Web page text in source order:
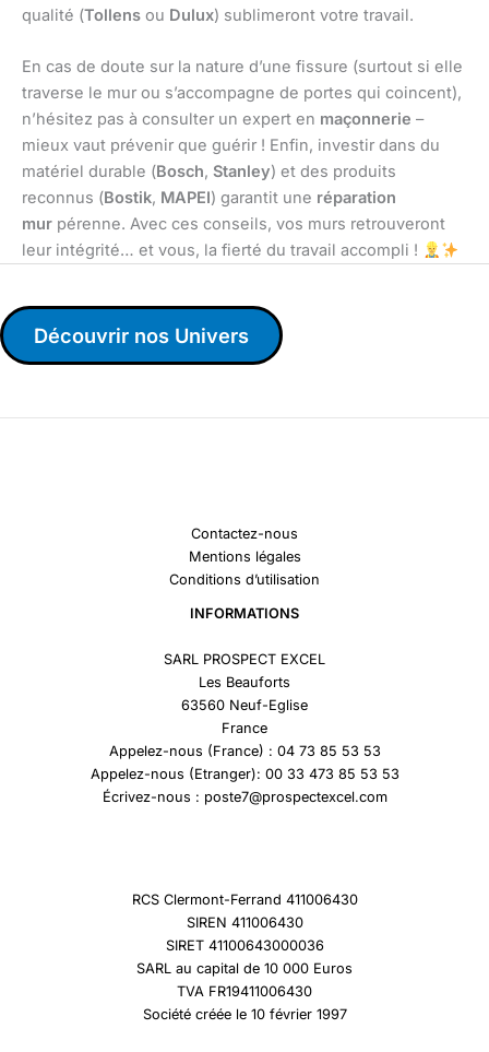
qualité (Tollens ou Dulux) sublimeront votre travail.
En cas de doute sur la nature d’une fissure (surtout si elle
traverse le mur ou s’accompagne de portes qui coincent),
n’hésitez pas à consulter un expert en maçonnerie –
mieux vaut prévenir que guérir ! Enfin, investir dans du
matériel durable (Bosch, Stanley) et des produits
reconnus (Bostik, MAPEI) garantit une réparation
mur pérenne. Avec ces conseils, vos murs retrouveront
leur intégrité… et vous, la fierté du travail accompli !
Découvrir nos Univers
Contactez-nous
Mentions légales
Conditions d’utilisation
INFORMATIONS
SARL PROSPECT EXCEL
Les Beauforts
63560 Neuf-Eglise
France
Appelez-nous (France) : 04 73 85 53 53
Appelez-nous (Etranger): 00 33 473 85 53 53
Écrivez-nous : poste7@prospectexcel.com
RCS Clermont-Ferrand 411006430
SIREN 411006430
SIRET 41100643000036
SARL au capital de 10 000 Euros
TVA FR19411006430
Société créée le 10 février 1997